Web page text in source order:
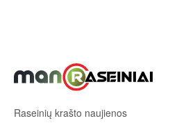
Raseinių krašto naujienos